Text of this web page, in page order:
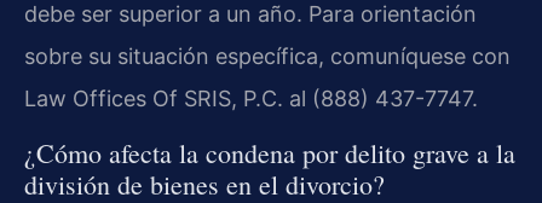
debe ser superior a un año. Para orientación
sobre su situación específica, comuníquese con
Law Offices Of SRIS, P.C. al (888) 437-7747.
¿Cómo afecta la condena por delito grave a la
división de bienes en el divorcio?